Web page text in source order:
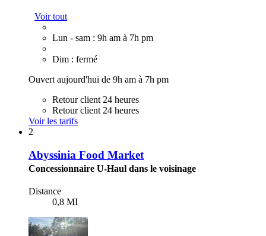
Voir tout
Lun - sam : 9h am à 7h pm
Dim : fermé
Ouvert aujourd'hui de 9h am à 7h pm
Retour client 24 heures
Retour client 24 heures
Voir les tarifs
2
Abyssinia Food Market
Concessionnaire U-Haul dans le voisinage
Distance
0,8 MI